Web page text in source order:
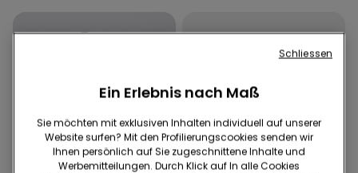
Ein Erlebnis nach Maß
Sie möchten mit exklusiven Inhalten individuell auf unserer
Website surfen? Mit den Profilierungscookies senden wir
Ihnen persönlich auf Sie zugeschnittene Inhalte und
Werbemitteilungen. Durch Klick auf In alle Cookies
Schliessen